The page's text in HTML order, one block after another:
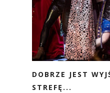
DOBRZE JEST
STREFĘ...